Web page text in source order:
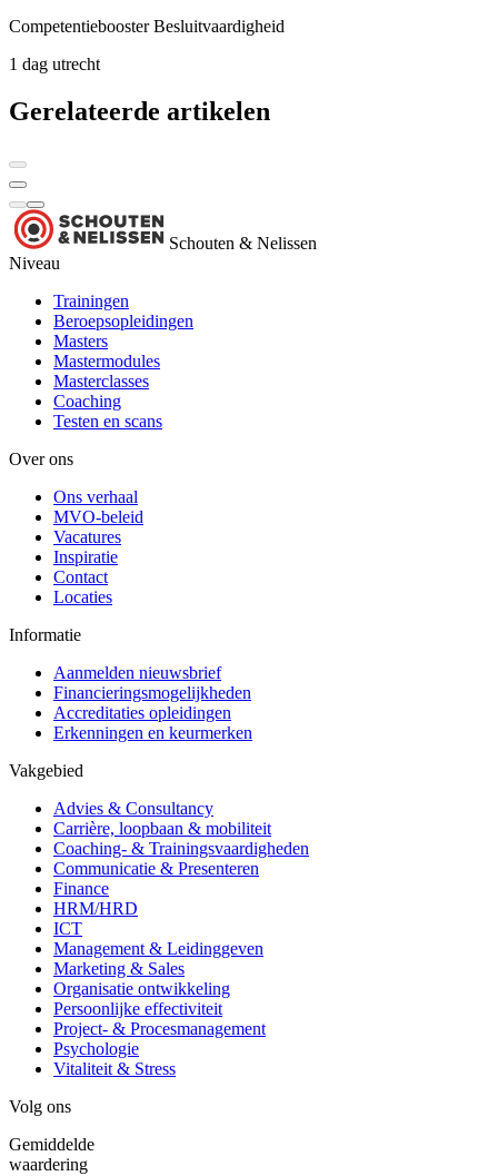
Competentiebooster Besluitvaardigheid
1 dag utrecht
Gerelateerde artikelen
Schouten & Nelissen
Niveau
Trainingen
Beroepsopleidingen
Masters
Mastermodules
Masterclasses
Coaching
Testen en scans
Over ons
Ons verhaal
MVO-beleid
Vacatures
Inspiratie
Contact
Locaties
Informatie
Aanmelden nieuwsbrief
Financieringsmogelijkheden
Accreditaties opleidingen
Erkenningen en keurmerken
Vakgebied
Advies & Consultancy
Carrière, loopbaan & mobiliteit
Coaching- & Trainingsvaardigheden
Communicatie & Presenteren
Finance
HRM/HRD
ICT
Management & Leidinggeven
Marketing & Sales
Organisatie ontwikkeling
Persoonlijke effectiviteit
Project- & Procesmanagement
Psychologie
Vitaliteit & Stress
Volg ons
Gemiddelde
waardering